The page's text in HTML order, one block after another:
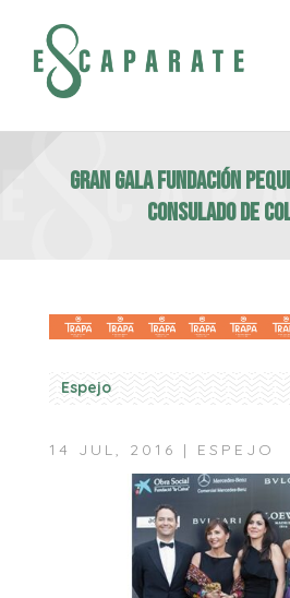
Gran Gala Fundación
Consulado de
Espejo
14 JUL, 2016 | ESPEJO